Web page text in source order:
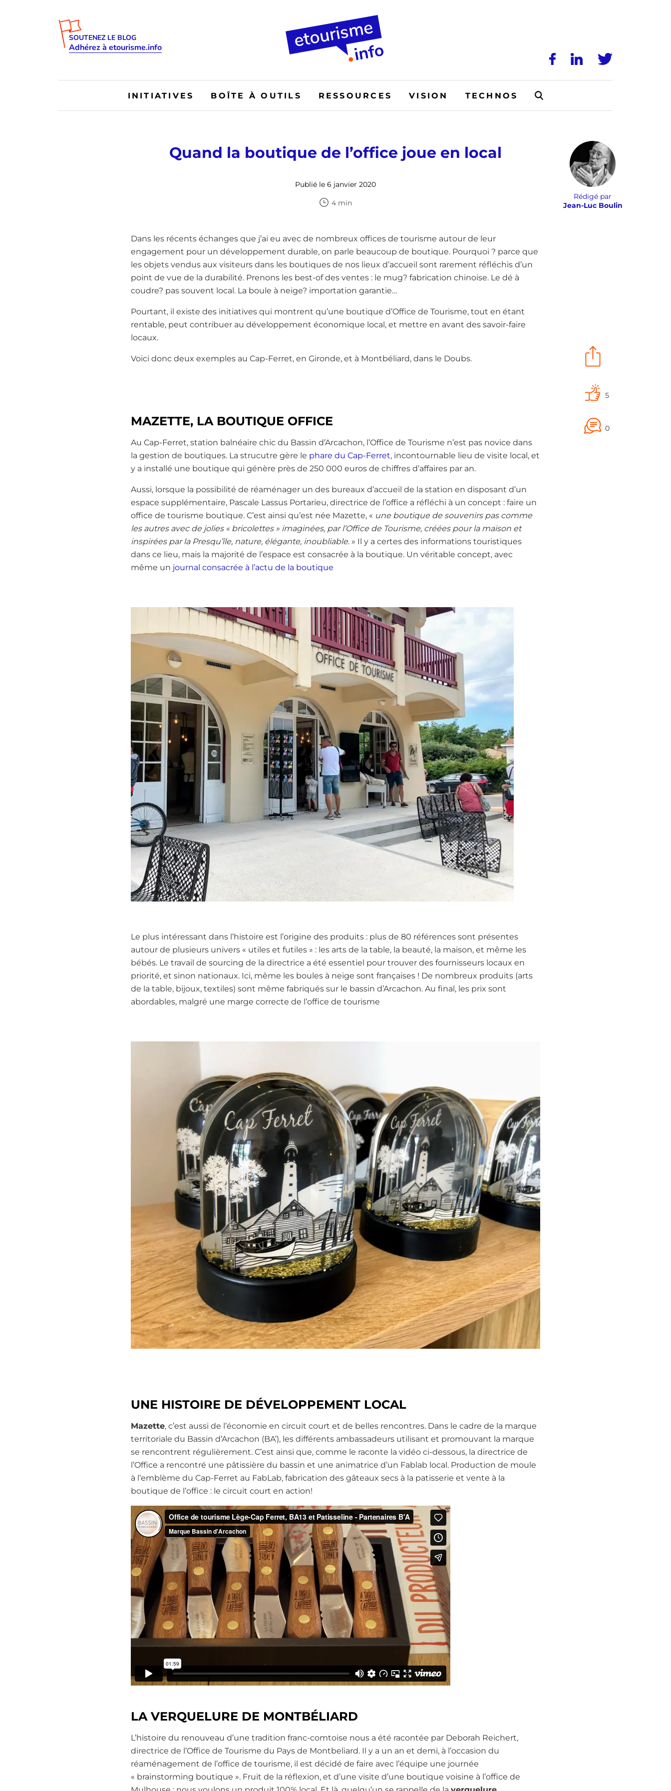
SOUTENEZ LE BLOG
Adhérez à etourisme.info
INITIATIVES BOÎTE À OUTILS RESSOURCES VISION TECHNOS
Quand la boutique de l’office joue en local
Publié le 6 janvier 2020
4 min
Rédigé par
Jean-Luc Boulin
5
0
Dans les récents échanges que j’ai eu avec de nombreux offices de tourisme autour de leur
engagement pour un développement durable, on parle beaucoup de boutique. Pourquoi ? parce que
les objets vendus aux visiteurs dans les boutiques de nos lieux d’accueil sont rarement réfléchis d’un
point de vue de la durabilité. Prenons les best-of des ventes : le mug? fabrication chinoise. Le dé à
coudre? pas souvent local. La boule à neige? importation garantie…
Pourtant, il existe des initiatives qui montrent qu’une boutique d’Office de Tourisme, tout en étant
rentable, peut contribuer au développement économique local, et mettre en avant des savoir-faire
locaux.
Voici donc deux exemples au Cap-Ferret, en Gironde, et à Montbéliard, dans le Doubs.
MAZETTE, LA BOUTIQUE OFFICE
Au Cap-Ferret, station balnéaire chic du Bassin d’Arcachon, l’Office de Tourisme n’est pas novice dans
la gestion de boutiques. La strucutre gère le phare du Cap-Ferret, incontournable lieu de visite local, et
y a installé une boutique qui génère près de 250 000 euros de chiffres d’affaires par an.
Aussi, lorsque la possibilité de réaménager un des bureaux d’accueil de la station en disposant d’un
espace supplémentaire, Pascale Lassus Portarieu, directrice de l’office a réfléchi à un concept : faire un
office de tourisme boutique. C’est ainsi qu’est née Mazette, « une boutique de souvenirs pas comme
les autres avec de jolies « bricolettes » imaginées, par l’Office de Tourisme, créées pour la maison et
inspirées par la Presqu’île, nature, élégante, inoubliable. » Il y a certes des informations touristiques
dans ce lieu, mais la majorité de l’espace est consacrée à la boutique. Un véritable concept, avec
même un journal consacrée à l’actu de la boutique
Le plus intéressant dans l’histoire est l’origine des produits : plus de 80 références sont présentes
autour de plusieurs univers « utiles et futiles » : les arts de la table, la beauté, la maison, et même les
bébés. Le travail de sourcing de la directrice a été essentiel pour trouver des fournisseurs locaux en
priorité, et sinon nationaux. Ici, même les boules à neige sont françaises ! De nombreux produits (arts
de la table, bijoux, textiles) sont même fabriqués sur le bassin d’Arcachon. Au final, les prix sont
abordables, malgré une marge correcte de l’office de tourisme
UNE HISTOIRE DE DÉVELOPPEMENT LOCAL
Mazette, c’est aussi de l’économie en circuit court et de belles rencontres. Dans le cadre de la marque
territoriale du Bassin d’Arcachon (BA’), les différents ambassadeurs utilisant et promouvant la marque
se rencontrent régulièrement. C’est ainsi que, comme le raconte la vidéo ci-dessous, la directrice de
l’Office a rencontré une pâtissière du bassin et une animatrice d’un Fablab local. Production de moule
à l’emblème du Cap-Ferret au FabLab, fabrication des gâteaux secs à la patisserie et vente à la
boutique de l’office : le circuit court en action!
LA VERQUELURE DE MONTBÉLIARD
L’histoire du renouveau d’une tradition franc-comtoise nous a été racontée par Deborah Reichert,
directrice de l’Office de Tourisme du Pays de Montbeliard. Il y a un an et demi, à l’occasion du
réaménagement de l’office de tourisme, il est décidé de faire avec l’équipe une journée
« brainstorming boutique ». Fruit de la réflexion, et d’une visite d’une boutique voisine à l’office de